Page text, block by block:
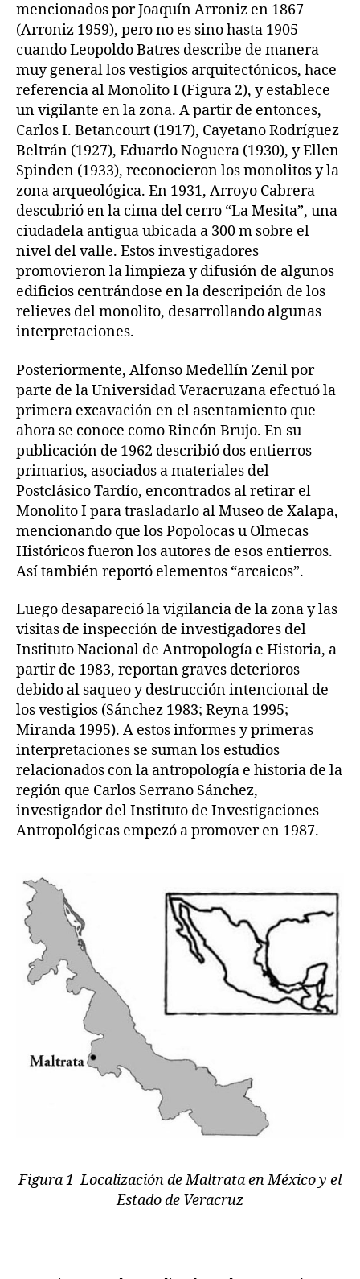
mencionados por Joaquín Arroniz en 1867
(Arroniz 1959), pero no es sino hasta 1905
cuando Leopoldo Batres describe de manera
muy general los vestigios arquitectónicos, hace
referencia al Monolito I (Figura 2), y establece
un vigilante en la zona. A partir de entonces,
Carlos I. Betancourt (1917), Cayetano Rodríguez
Beltrán (1927), Eduardo Noguera (1930), y Ellen
Spinden (1933), reconocieron los monolitos y la
zona arqueológica. En 1931, Arroyo Cabrera
descubrió en la cima del cerro “La Mesita”, una
ciudadela antigua ubicada a 300 m sobre el
nivel del valle. Estos investigadores
promovieron la limpieza y difusión de algunos
edificios centrándose en la descripción de los
relieves del monolito, desarrollando algunas
interpretaciones.
Posteriormente, Alfonso Medellín Zenil por
parte de la Universidad Veracruzana efectuó la
primera excavación en el asentamiento que
ahora se conoce como Rincón Brujo. En su
publicación de 1962 describió dos entierros
primarios, asociados a materiales del
Postclásico Tardío, encontrados al retirar el
Monolito I para trasladarlo al Museo de Xalapa,
mencionando que los Popolocas u Olmecas
Históricos fueron los autores de esos entierros.
Así también reportó elementos “arcaicos”.
Luego desapareció la vigilancia de la zona y las
visitas de inspección de investigadores del
Instituto Nacional de Antropología e Historia, a
partir de 1983, reportan graves deterioros
debido al saqueo y destrucción intencional de
los vestigios (Sánchez 1983; Reyna 1995;
Miranda 1995). A estos informes y primeras
interpretaciones se suman los estudios
relacionados con la antropología e historia de la
región que Carlos Serrano Sánchez,
investigador del Instituto de Investigaciones
Antropológicas empezó a promover en 1987.
Figura 1 Localización de Maltrata en México y el
Estado de Veracruz